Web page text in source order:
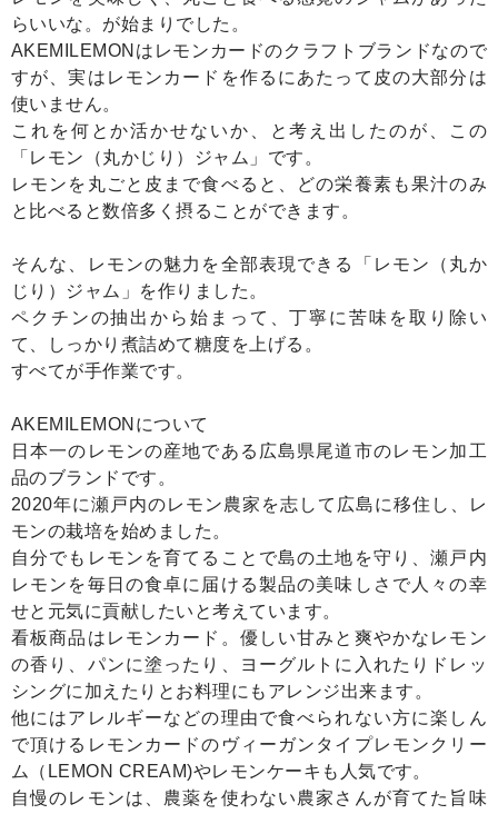
らいいな。が始まりでした。
AKEMILEMONはレモンカードのクラフトブランドなので
すが、実はレモンカードを作るにあたって皮の大部分は
使いません。
これを何とか活かせないか、と考え出したのが、この
「レモン（丸かじり）ジャム」です。
レモンを丸ごと皮まで食べると、どの栄養素も果汁のみ
と比べると数倍多く摂ることができます。
そんな、レモンの魅力を全部表現できる「レモン（丸か
じり）ジャム」を作りました。
ペクチンの抽出から始まって、丁寧に苦味を取り除い
て、しっかり煮詰めて糖度を上げる。
すべてが手作業です。
AKEMILEMONについて
日本一のレモンの産地である広島県尾道市のレモン加工
品のブランドです。
2020年に瀬戸内のレモン農家を志して広島に移住し、レ
モンの栽培を始めました。
自分でもレモンを育てることで島の土地を守り、瀬戸内
レモンを毎日の食卓に届ける製品の美味しさで人々の幸
せと元気に貢献したいと考えています。
看板商品はレモンカード。優しい甘みと爽やかなレモン
の香り、パンに塗ったり、ヨーグルトに入れたりドレッ
シングに加えたりとお料理にもアレンジ出来ます。
他にはアレルギーなどの理由で食べられない方に楽しん
で頂けるレモンカードのヴィーガンタイプレモンクリー
ム（LEMON CREAM)やレモンケーキも人気です。
自慢のレモンは、農薬を使わない農家さんが育てた旨味